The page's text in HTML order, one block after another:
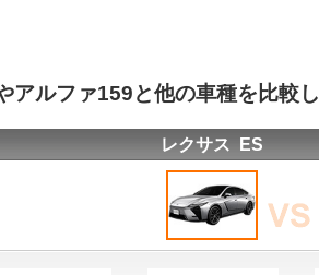
アルファ159と他の車種を比較
レクサス ES